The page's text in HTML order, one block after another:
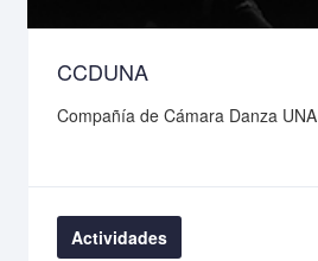
CCDUNA
Compañía de Cámara Danza UNA
Actividades